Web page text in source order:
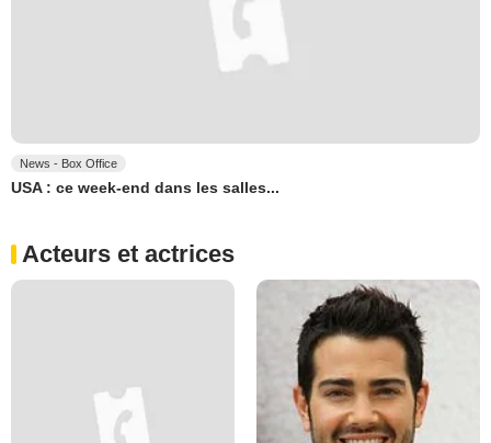
News - Box Office
USA : ce week-end dans les salles...
Acteurs et actrices